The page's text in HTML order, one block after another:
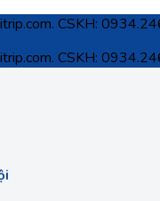
CSKH:
CSKH: